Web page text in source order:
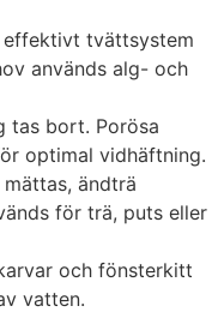
effektivt tvättsystem
används alg- och
tas bort. Porösa
optimal vidhäftning.
ändträ
för trä, puts eller
och fönsterkitt
vatten.